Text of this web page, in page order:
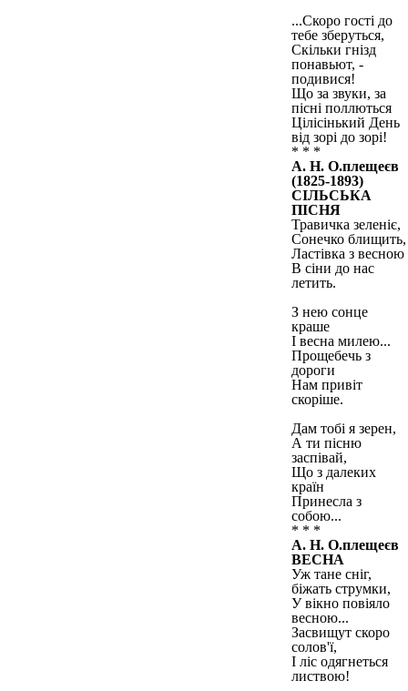
...Скоро гості до
тебе зберуться,
Скільки гнізд
понавьют, -
подивися!
Що за звуки, за
пісні поллються
Цілісінький День
від зорі до зорі!
* * *
А. Н. О.плещеєв
(1825-1893)
СІЛЬСЬКА
ПІСНЯ
Травичка зеленіє,
Сонечко блищить,
Ластівка з весною
В сіни до нас
летить.
З нею сонце
краше
І весна милею...
Прощебечь з
дороги
Нам привіт
скоріше.
Дам тобі я зерен,
А ти пісню
заспівай,
Що з далеких
країн
Принесла з
собою...
* * *
А. Н. О.плещеєв
ВЕСНА
Уж тане сніг,
біжать струмки,
У вікно повіяло
весною...
Засвищут скоро
солов'ї,
І ліс одягнеться
листвою!